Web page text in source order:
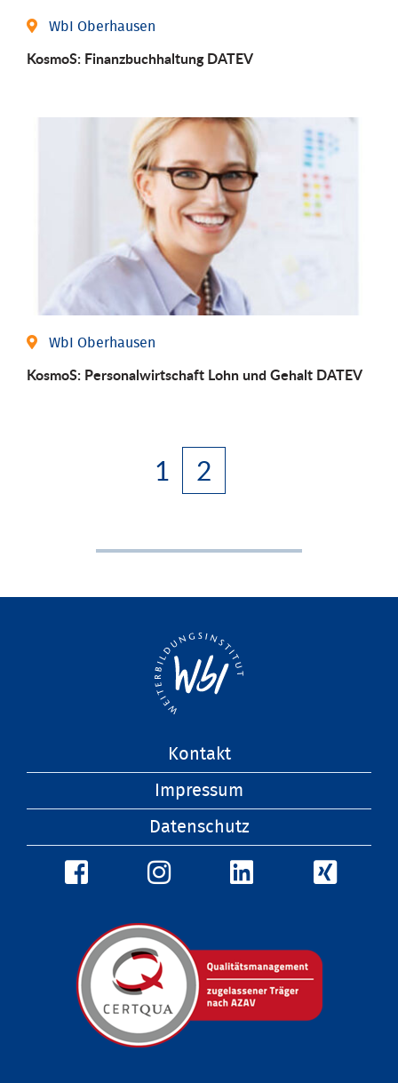
WbI Oberhausen
KosmoS: Finanzbuchhaltung DATEV
WbI Oberhausen
KosmoS: Personalwirtschaft Lohn und Gehalt DATEV
1 2
Kontakt
Impressum
Datenschutz